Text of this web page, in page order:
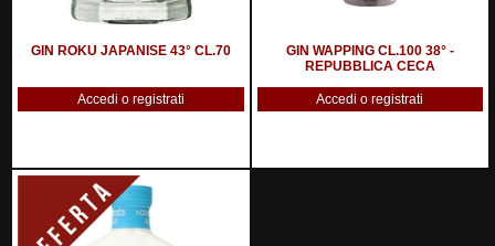
GIN ROKU JAPANISE 43° CL.70
Accedi o registrati
GIN WAPPING CL.100 38° -
REPUBBLICA CECA
Accedi o registrati